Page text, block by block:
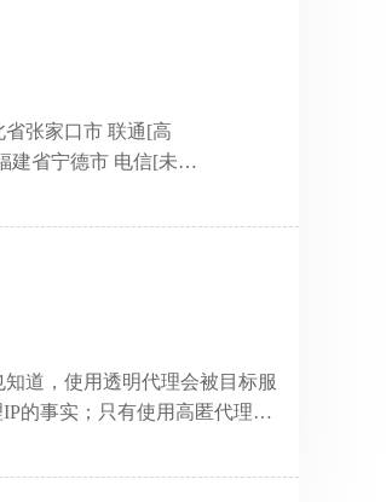
省张家口市 联通[高
建省宁德市 电信[未
浙江省杭州市 电信[未
道，使用透明代理会被目标服
的事实；只有使用高匿代理，
查询IP，发现还是本机IP，于